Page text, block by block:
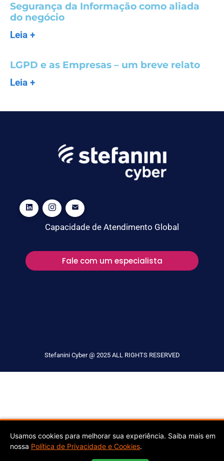
Segurança da Informação como aliada
do negócio
Leia +
LGPD e as Empresas – um breve relato
Leia +
Capacidade de Atendimento Global
Fale com um especialista
Usamos cookies para melhorar sua experiência. Saiba mais em
nossa Política de Privacidade e Cookies.
Stefanini Cyber @ 2025 ALL RIGHTS RESERVED